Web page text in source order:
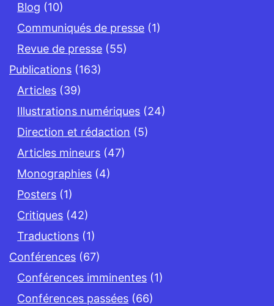
Blog (10)
Communiqués de presse (1)
Revue de presse (55)
Publications (163)
Articles (39)
Illustrations numériques (24)
Direction et rédaction (5)
Articles mineurs (47)
Monographies (4)
Posters (1)
Critiques (42)
Traductions (1)
Conférences (67)
Conférences imminentes (1)
Conférences passées (66)